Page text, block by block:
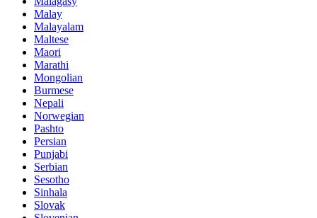
Malay
Malayalam
Maltese
Maori
Marathi
Mongolian
Burmese
Nepali
Norwegian
Pashto
Persian
Punjabi
Serbian
Sesotho
Sinhala
Slovak